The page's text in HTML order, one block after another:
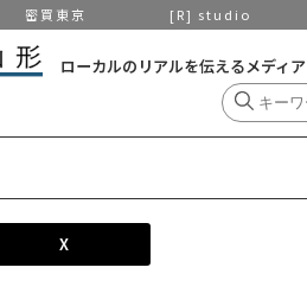
密買東京 [R] studio
ローカルのリアルを伝えるメディア
X